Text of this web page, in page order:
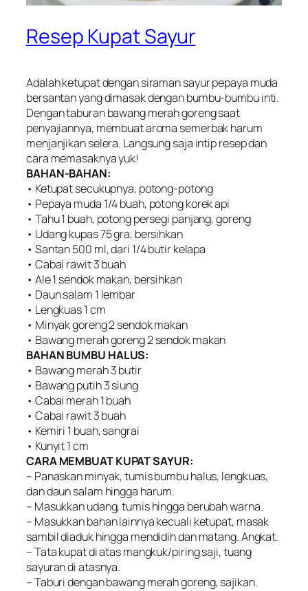
Resep Kupat Sayur
Adalah ketupat dengan siraman sayur pepaya muda
bersantan yang dimasak dengan bumbu-bumbu inti.
Dengan taburan bawang merah goreng saat
penyajiannya, membuat aroma semerbak harum
menjanjikan selera. Langsung saja intip resep dan
cara memasaknya yuk!
BAHAN-BAHAN:
• Ketupat secukupnya, potong-potong
• Pepaya muda 1/4 buah, potong korek api
• Tahu 1 buah, potong persegi panjang, goreng
• Udang kupas 75 gra, bersihkan
• Santan 500 ml, dari 1/4 butir kelapa
• Cabai rawit 3 buah
• Ale 1 sendok makan, bersihkan
• Daun salam 1 lembar
• Lengkuas 1 cm
• Minyak goreng 2 sendok makan
• Bawang merah goreng 2 sendok makan
BAHAN BUMBU HALUS:
• Bawang merah 3 butir
• Bawang putih 3 siung
• Cabai merah 1 buah
• Cabai rawit 3 buah
• Kemiri 1 buah, sangrai
• Kunyit 1 cm
CARA MEMBUAT KUPAT SAYUR:
– Panaskan minyak, tumis bumbu halus, lengkuas,
dan daun salam hingga harum.
– Masukkan udang, tumis hingga berubah warna.
– Masukkan bahan lainnya kecuali ketupat, masak
sambil diaduk hingga mendidih dan matang. Angkat.
– Tata kupat di atas mangkuk/piring saji, tuang
sayuran di atasnya.
– Taburi dengan bawang merah goreng, sajikan.